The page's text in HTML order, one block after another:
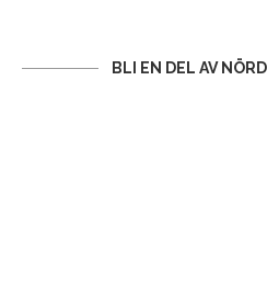
BLI EN DEL AV